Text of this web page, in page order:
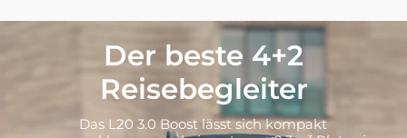
Der beste 4+2
Reisebegleiter
Das L20 3.0 Boost lässt sich kompakt